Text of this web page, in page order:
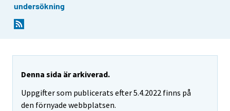
undersökning
Denna sida är arkiverad.
Uppgifter som publicerats efter 5.4.2022 finns på
den förnyade webbplatsen.